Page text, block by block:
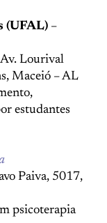
(UFAL) –
Av. Lourival
Maceió – AL
estudantes
Paiva, 5017,
psicoterapia